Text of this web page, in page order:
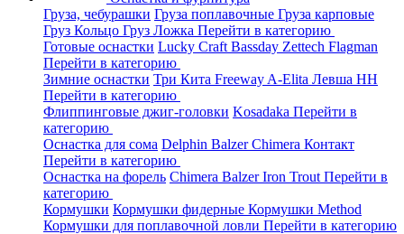
Груза, чебурашки Груза поплавочные Груза карповые
Груз Кольцо Груз Ложка Перейти в категорию
Готовые оснастки Lucky Craft Bassday Zettech Flagman
Перейти в категорию
Зимние оснастки Три Кита Freeway A-Elita Левша НН
Перейти в категорию
Флиппинговые джиг-головки Kosadaka Перейти в
категорию
Оснастка для сома Delphin BalzerChimera Контакт
Перейти в категорию
Оснастка на форель Chimera BalzerIron Trout Перейти в
категорию
Кормушки Кормушки фидерные Кормушки Method
Кормушки для поплавочной ловли Перейти в категорию